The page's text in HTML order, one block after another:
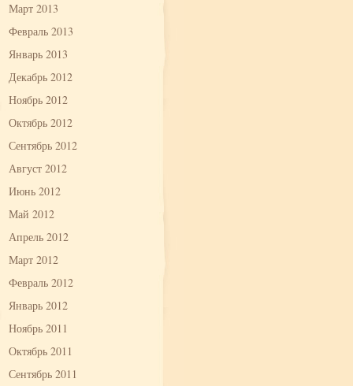
Март 2013
Февраль 2013
Январь 2013
Декабрь 2012
Ноябрь 2012
Октябрь 2012
Сентябрь 2012
Август 2012
Июнь 2012
Май 2012
Апрель 2012
Март 2012
Февраль 2012
Январь 2012
Ноябрь 2011
Октябрь 2011
Сентябрь 2011